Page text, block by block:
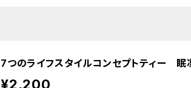
7つのライフスタイルコンセプトティー 眠
¥2,200